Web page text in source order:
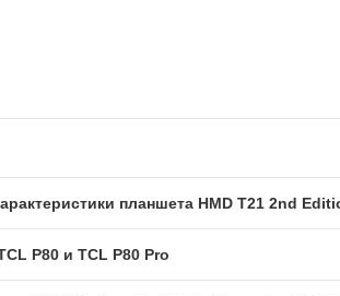
планшета HMD T21 2nd
P80 и TCL P80 Pro